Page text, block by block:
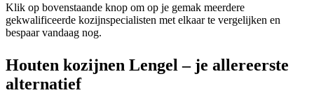
Klik op bovenstaande knop om op je gemak meerdere
gekwalificeerde kozijnspecialisten met elkaar te vergelijken en
bespaar vandaag nog.
Houten kozijnen Lengel – je allereerste
alternatief